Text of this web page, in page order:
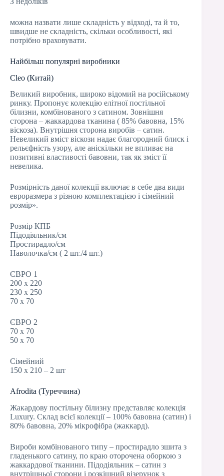
можна назвати лише складність у відході, та й то,
швидше не складність, скільки особливості, які
потрібно враховувати.
Найбільш популярні виробники
Cleo (Китай)
Великий виробник, широко відомий на російському
ринку. Пропонує колекцію елітної постільної
білизни, комбінованого з сатином. Зовнішня
сторона – жаккардова тканина ( 85% бавовна, 15%
віскоза). Внутрішня сторона виробів – сатин.
Невеликий вміст віскози надає благородний блиск і
рельєфність узору, але аніскільки не впливає на
позитивні властивості бавовни, так як зміст її
невелика.
Розмірність даної колекції включає в себе два види
евроразмера з різною комплектацією і сімейний
розмір».
Розмір КПБ
Підодіяльник/см
Простирадло/см
Наволочка/см ( 2 шт./4 шт.)
ЄВРО 1
200 х 220
230 х 250
70 х 70
ЄВРО 2
70 х 70
50 х 70
Сімейний
150 х 210 – 2 шт
Afrodita (Туреччина)
Жакардову постільну білизну представляє колекція
Luxury. Склад всієї колекції – 100% бавовна (сатин) і
80% бавовна, 20% мікрофібра (жаккард).
Вироби комбінованого типу – простирадло зшита з
гладенького сатину, по краю оторочена оборкою з
жаккардової тканини. Підодіяльник – сатин з
внутрішньої сторони і розкішний візерунок з